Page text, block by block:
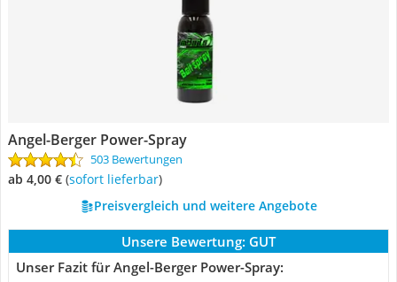
Angel-Berger Power-Spray
503 Bewertungen
ab 4,00 € ( Sofort lieferbar)
Preisvergleich und weitere Angebote
Unsere Bewertung: GUT
Unser Fazit für Angel-Berger Power-Spray: